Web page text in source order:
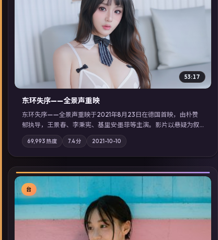
▶
53:17
东环失序——全景声重映
东环失序——全景声重映于2021年8月23日在德国首映，由朴赞
郁执导，王景春、李秉宪、基里安·墨菲等主演。影片以悬疑为叙
事主轴，科技与人性的边界在实验事故后逐渐模糊；摄影与配乐
强化地域气质；站内亦可通过「国产免费观看高清电视剧在线
看」延展检索同类型高分佳作，畅享高清在线追剧体验。
69,993 热度 7.4分 2021-10-10
台